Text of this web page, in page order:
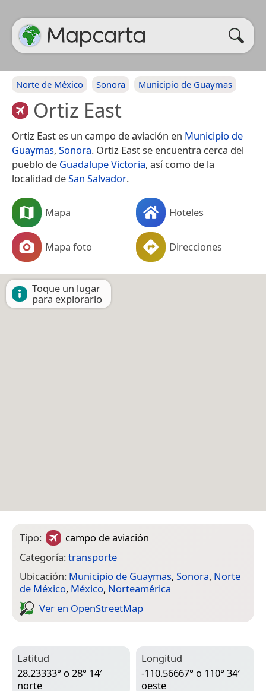
Norte de México Sonora Municipio de Guaymas
Ortiz East
Ortiz East es un campo de aviación en Municipio de
Guaymas, Sonora. Ortiz East se encuentra cerca del
pueblo de Guadalupe Victoria, así como de la
localidad deSan Salvador.
Mapa Hoteles
Mapa foto Direcciones
Toque un lugar
para explorarlo
Tipo:
campo de aviación
Categoría:transporte
Ubicación: Municipio de Guaymas, Sonora, Norte
de México, México, Norteamérica
Ver en Open­Street­Map
Latitud
28.23333° o 28° 14′
norte
Longitud
-110.56667° o 110° 34′
oeste